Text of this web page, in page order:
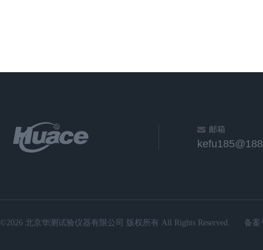
邮箱
©2026 北京华测试验仪器有限公司 版权所有 All Rights Reserved. 备案